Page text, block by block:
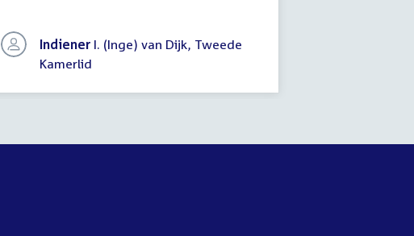
Indiener I. (Inge) van Dijk, Tweede
Kamerlid